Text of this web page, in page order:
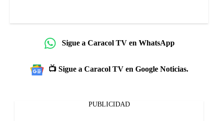
Sigue a Caracol TV en WhatsApp
📺 Sigue a Caracol TV en Google Noticias.
PUBLICIDAD